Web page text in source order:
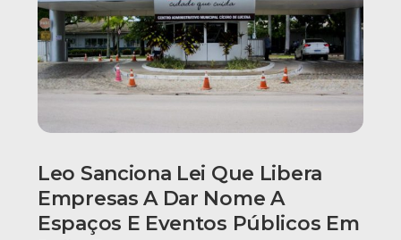
Leo Sanciona Lei Que Libera
Empresas A Dar Nome A
Espaços E Eventos Públicos Em